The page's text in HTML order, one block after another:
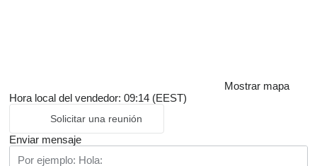
Mostrar mapa
Hora local del vendedor: 09:14 (EEST)
Solicitar una reunión
Enviar mensaje